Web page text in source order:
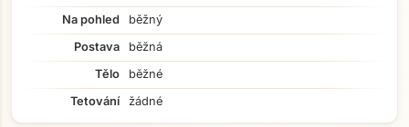
Na pohled
běžný
Postava
běžná
Tělo
běžné
Tetování
žádné